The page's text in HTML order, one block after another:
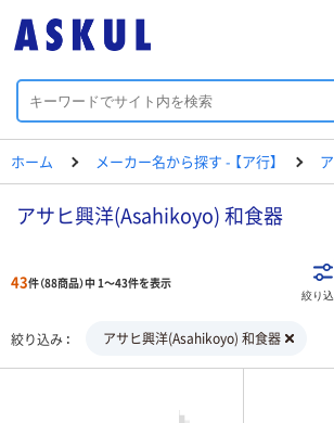
ホーム メーカー名から探す - 【ア行】 ア
アサヒ興洋(Asahikoyo) 和食器
43件（88商品）中 1～43件を表示
絞り
絞り込み アサヒ興洋(Asahikoyo) 和食器